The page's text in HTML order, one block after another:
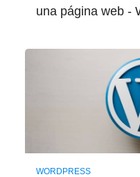
una página web -
WORDPRESS